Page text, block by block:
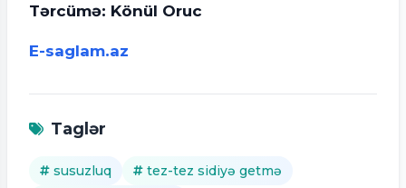
Tərcümə: Könül Oruc
E-saglam.az
Taglər
susuzluq
tez-tez sidiyə getmə